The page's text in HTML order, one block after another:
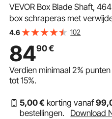
VEVOR Box Blade Shaft,
box schraperas met
pennen, verstelbare
4.6 102
8490€
Verdien minimaal2%
tot15%.
5,00€ korting vanaf99
bestellingen.
Download